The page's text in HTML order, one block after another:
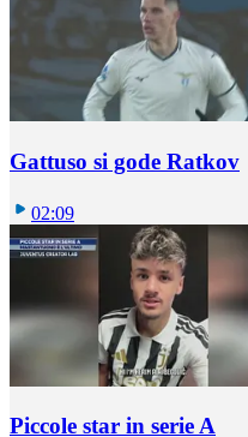
Gattuso si gode Ratkov
02:09
Piccole star in serie A